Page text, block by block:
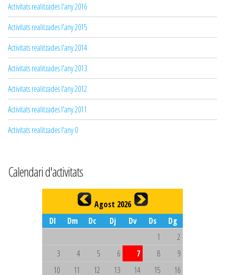
Activitats realitzades l'any 2016
Activitats realitzades l'any 2015
Activitats realitzades l'any 2014
Activitats realitzades l'any 2013
Activitats realitzades l'any 2012
Activitats realitzades l'any 2011
Activitats realitzades l'any 0
Calendari d'activitats
Agost 2026
Dl
Dm Dc Dj Dv Ds
Dg
1
2
3
4 5 6 7 8
9
10
11 12 13 14 15
16